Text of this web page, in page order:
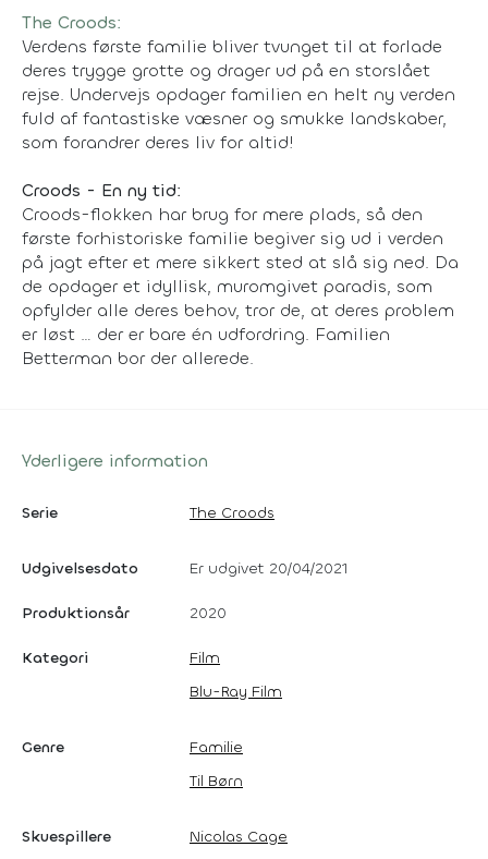
The Croods:
Verdens første familie bliver tvunget til at forlade
deres trygge grotte og drager ud på en storslået
rejse. Undervejs opdager familien en helt ny verden
fuld af fantastiske væsner og smukke landskaber,
som forandrer deres liv for altid!
Croods - En ny tid:
Croods-flokken har brug for mere plads, så den
første forhistoriske familie begiver sig ud i verden
på jagt efter et mere sikkert sted at slå sig ned. Da
de opdager et idyllisk, muromgivet paradis, som
opfylder alle deres behov, tror de, at deres problem
er løst … der er bare én udfordring. Familien
Betterman bor der allerede.
Yderligere information
Serie The Croods
Udgivelsesdato Er udgivet 20/04/2021
Produktionsår 2020
Kategori
Film
Blu-Ray Film
Genre
Familie
Til Børn
Skuespillere
Nicolas Cage